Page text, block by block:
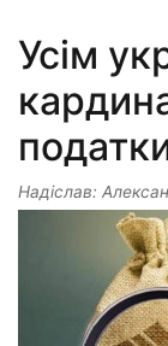
Усім
Надіслав: